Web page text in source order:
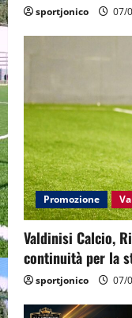
sportjonico 07/
Promozione
Valdinisi Calcio,
continuità per la
sportjonico 07/